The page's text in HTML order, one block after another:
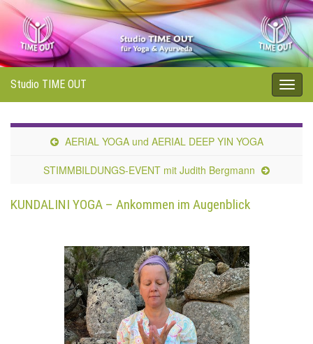
Studio TIME OUT
AERIAL YOGA und AERIAL DEEP YIN YOGA
STIMMBILDUNGS-EVENT mit Judith Bergmann
KUNDALINI YOGA – Ankommen im Augenblick